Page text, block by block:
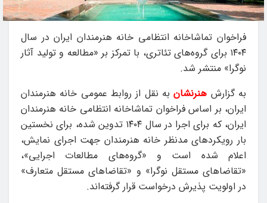
فراخوان تماشاخانه انتظامی خانه هنرمندان ایران در سال
۱۴۰۴ برای گروه‌های تئاتری، با تمرکز بر «مطالعه و تولید آثار
نوگرا» منتشر شد.
به گزارش هنرنشان به نقل از روابط عمومی خانه هنرمندان
ایران، بر اساس فراخوان تماشاخانه انتظامی خانه هنرمندان
ایران، که برای اجرا در سال ۱۴۰۴ تدوین شده، برای نخستین
بار رویکردهای مدنظر خانه هنرمندان جهت اجرای نمایش،
اعلام شده است و «گروه‌های مطالعات اجرایی»،
«تقاضاهای مستقل نوگرا» و «تقاضاهای مستقل متعارف»
در اولویت پذیرش درخواست قرار گرفته‌اند.